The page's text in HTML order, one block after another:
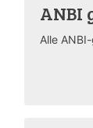
ANBI
Alle